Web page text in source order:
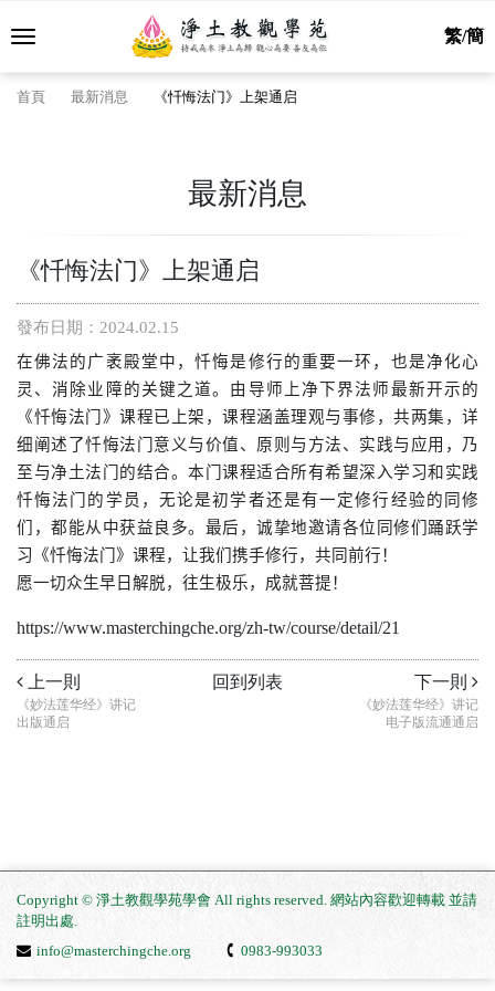
繁/簡
首頁 最新消息 《忏悔法门》上架通启
最新消息
《忏悔法门》上架通启
發布日期：2024.02.15
在佛法的广袤殿堂中，忏悔是修行的重要一环，也是净化心
灵、消除业障的关键之道。由导师上净下界法师最新开示的
《忏悔法门》课程已上架，课程涵盖理观与事修，共两集，详
细阐述了忏悔法门意义与价值、原则与方法、实践与应用，乃
至与净土法门的结合。本门课程适合所有希望深入学习和实践
忏悔法门的学员，无论是初学者还是有一定修行经验的同修
们，都能从中获益良多。最后，诚挚地邀请各位同修们踊跃学
习《忏悔法门》课程，让我们携手修行，共同前行！
愿一切众生早日解脱，往生极乐，成就菩提！
https://www.masterchingche.org/zh-tw/course/detail/21
上一則
《妙法莲华经》讲记
出版通启
回到列表 下一則
《妙法莲华经》讲记
电子版流通通启
Copyright © 淨土教觀學苑學會 All rights reserved. 網站內容歡迎轉載 並請
註明出處.
info@masterchingche.org
0983-993033